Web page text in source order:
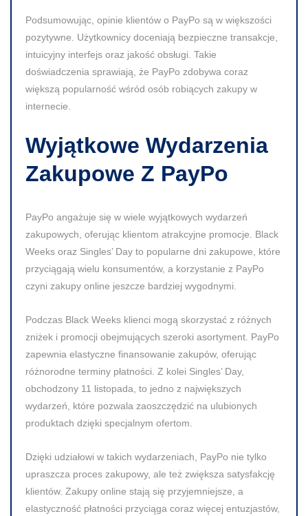
Podsumowując, opinie klientów o PayPo są w większości
pozytywne. Użytkownicy doceniają bezpieczne transakcje,
intuicyjny interfejs oraz jakość obsługi. Takie
doświadczenia sprawiają, że PayPo zdobywa coraz
większą popularność wśród osób robiących zakupy w
internecie.
Wyjątkowe Wydarzenia
Zakupowe Z PayPo
PayPo angażuje się w wiele wyjątkowych wydarzeń
zakupowych, oferując klientom atrakcyjne promocje. Black
Weeks oraz Singles’ Day to popularne dni zakupowe, które
przyciągają wielu konsumentów, a korzystanie z PayPo
czyni zakupy online jeszcze bardziej wygodnymi.
Podczas Black Weeks klienci mogą skorzystać z różnych
zniżek i promocji obejmujących szeroki asortyment. PayPo
zapewnia elastyczne finansowanie zakupów, oferując
różnorodne terminy płatności. Z kolei Singles’ Day,
obchodzony 11 listopada, to jedno z największych
wydarzeń, które pozwala zaoszczędzić na ulubionych
produktach dzięki specjalnym ofertom.
Dzięki udziałowi w takich wydarzeniach, PayPo nie tylko
upraszcza proces zakupowy, ale też zwiększa satysfakcję
klientów. Zakupy online stają się przyjemniejsze, a
elastyczność płatności przyciąga coraz więcej entuzjastów,